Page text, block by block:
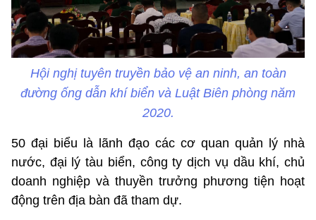
Hội nghị tuyên truyền bảo vệ an ninh, an toàn
đường ống dẫn khí biển và Luật Biên phòng năm
2020.
50 đại biểu là lãnh đạo các cơ quan quản lý nhà
nước, đại lý tàu biển, công ty dịch vụ dầu khí, chủ
doanh nghiệp và thuyền trưởng phương tiện hoạt
động trên địa bàn đã tham dự.